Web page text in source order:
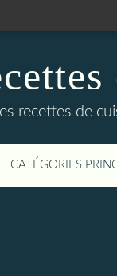
recettes de
CATÉGORIES